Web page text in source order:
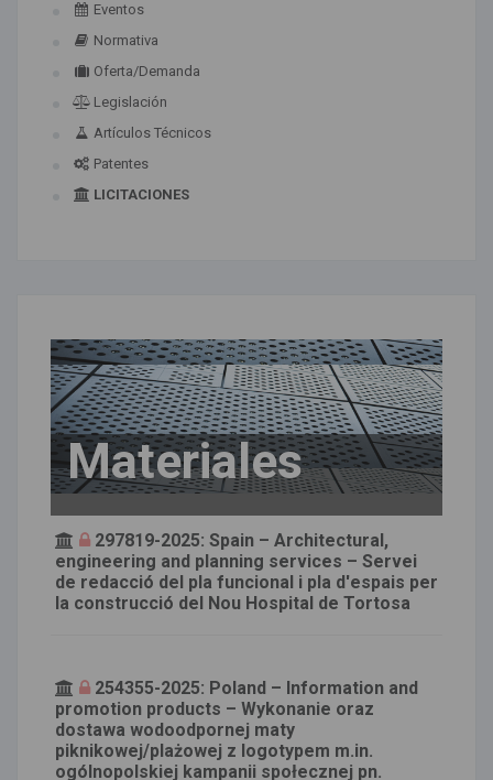
Eventos
Normativa
Oferta/Demanda
Legislación
Artículos Técnicos
Patentes
LICITACIONES
Materiales
297819-2025: Spain – Architectural,
engineering and planning services – Servei
de redacció del pla funcional i pla d'espais per
la construcció del Nou Hospital de Tortosa
254355-2025: Poland – Information and
promotion products – Wykonanie oraz
dostawa wodoodpornej maty
piknikowej/plażowej z logotypem m.in.
ogólnopolskiej kampanii społecznej pn.